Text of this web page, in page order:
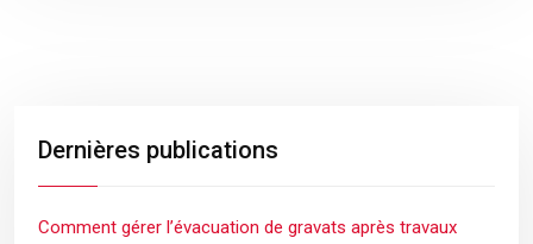
Dernières publications
Comment gérer l’évacuation de gravats après travaux